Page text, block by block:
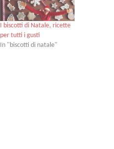
I biscotti di Natale, ricette
per tutti i gusti
In "biscotti di natale"